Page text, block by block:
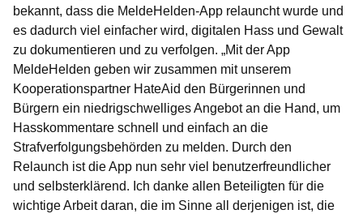
bekannt, dass die MeldeHelden-App relauncht wurde und
es dadurch viel einfacher wird, digitalen Hass und Gewalt
zu dokumentieren und zu verfolgen. „Mit der App
MeldeHelden geben wir zusammen mit unserem
Kooperationspartner HateAid den Bürgerinnen und
Bürgern ein niedrigschwelliges Angebot an die Hand, um
Hasskommentare schnell und einfach an die
Strafverfolgungsbehörden zu melden. Durch den
Relaunch ist die App nun sehr viel benutzerfreundlicher
und selbsterklärend. Ich danke allen Beteiligten für die
wichtige Arbeit daran, die im Sinne all derjenigen ist, die